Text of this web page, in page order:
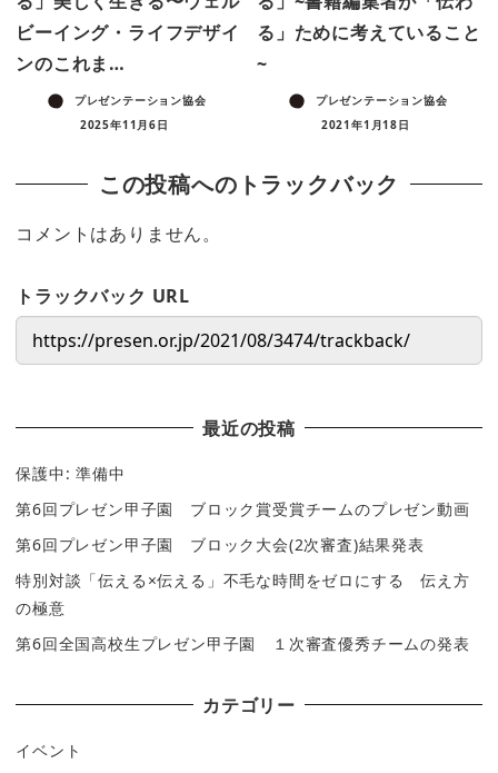
ビーイング・ライフデザイ
ンのこれま…
プレゼンテーション協会
2025年11月6日
る」ために考えていること
~
プレゼンテーション協会
2021年1月18日
この投稿へのトラックバック
コメントはありません。
トラックバック URL
最近の投稿
保護中: 準備中
第6回プレゼン甲子園 ブロック賞受賞チームのプレゼン動画
第6回プレゼン甲子園 ブロック大会(2次審査)結果発表
特別対談「伝える×伝える」不毛な時間をゼロにする 伝え方
の極意
第6回全国高校生プレゼン甲子園 １次審査優秀チームの発表
カテゴリー
イベント